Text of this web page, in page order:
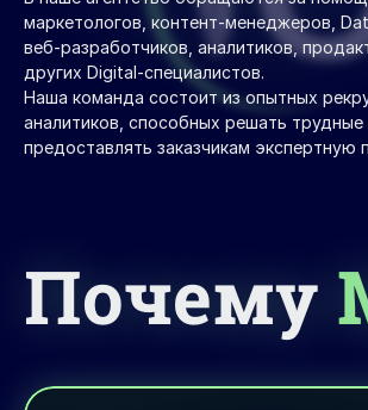
маркетологов, контент-менеджеров,
веб-разработчиков, аналитиков,
других Digital-специалистов.
Наша команда состоит из опытных
аналитиков, способных решать трудные
предоставлять заказчикам экспертную
Почему